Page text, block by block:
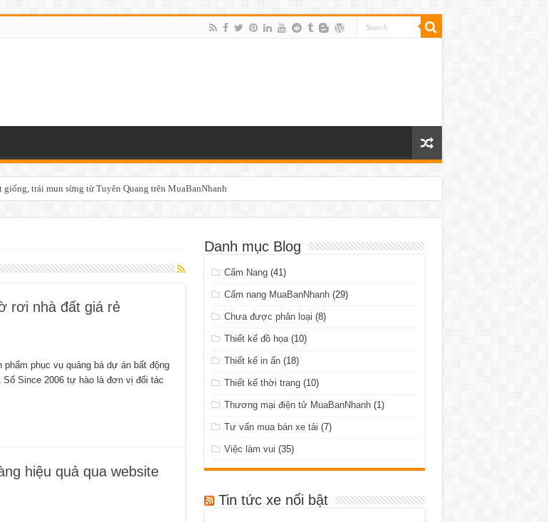
trái mun sừng từ Tuyên Quang trên MuaBanNhanh
rơi nhà đất giá rẻ
phục vụ quảng bá dự án bất động
Since 2006 tự hào là đơn vị đối tác
hiệu quả qua website
Danh mục Blog
Cẩm Nang (41)
Cẩm nang MuaBanNhanh (29)
Chưa được phân loại (8)
Thiết kế đồ họa (10)
Thiết kế in ấn (18)
Thiết kế thời trang (10)
Thương mại điện tử MuaBanNhanh (1)
Tư vấn mua bán xe tải (7)
Việc làm vui (35)
Tin tức xe nổi bật